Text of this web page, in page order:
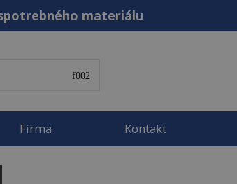
materiálu
Firma Kontakt